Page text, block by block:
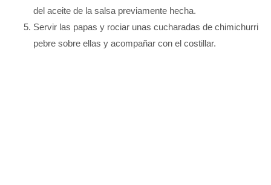
del aceite de la salsa previamente hecha.
Servir las papas y rociar unas cucharadas de chimichurri
pebre sobre ellas y acompañar con el costillar.